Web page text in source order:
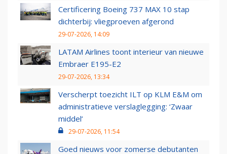
Certificering Boeing 737 MAX 10 stap
dichterbij: vliegproeven afgerond
29-07-2026, 14:09
LATAM Airlines toont interieur van nieuwe
Embraer E195-E2
29-07-2026, 13:34
Verscherpt toezicht ILT op KLM E&M om
administratieve verslaglegging: ‘Zwaar
middel’
29-07-2026, 11:54
Goed nieuws voor zomerse debutanten